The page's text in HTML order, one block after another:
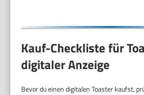
Kauf-Checkliste für
digitaler Anzeige
Bevor du einen digitalen Toaster kaufst,